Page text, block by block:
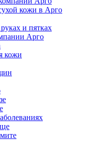
кожи в Арго
и пятках
Арго
кожи